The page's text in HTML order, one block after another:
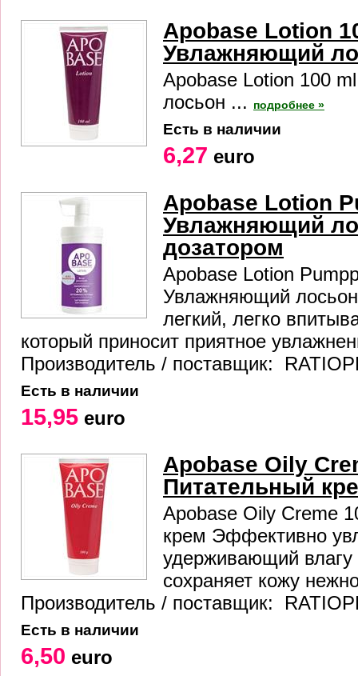
Apobase Lotion
Увлажняющий
Apobase Lotion 100
лосьон ...
подробнее »
Есть в наличии
6,27 euro
Apobase Lotion
Увлажняющий
дозатором
Apobase Lotion
Увлажняющий
легкий, легко
который приносит приятное
Производитель / поставщик:
Есть в наличии
15,95 euro
Apobase Oily
Питательный
Apobase Oily Creme
крем Эффективно
удерживающий
сохраняет кожу
Производитель / поставщик:
Есть в наличии
6,50 euro